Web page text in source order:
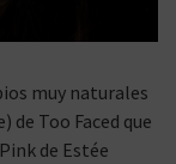
muy naturales
de Too Faced que
de Estée